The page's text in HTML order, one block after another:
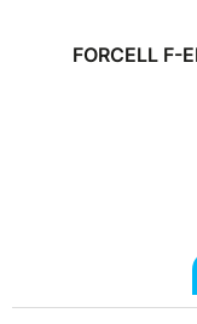
FORCELL F-